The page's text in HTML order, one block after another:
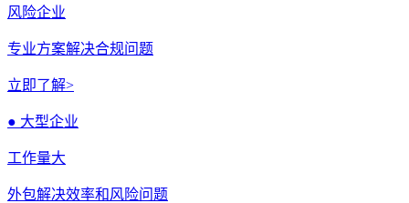
风险企业
专业方案解决合规问题
立即了解>
● 大型企业
工作量大
外包解决效率和风险问题